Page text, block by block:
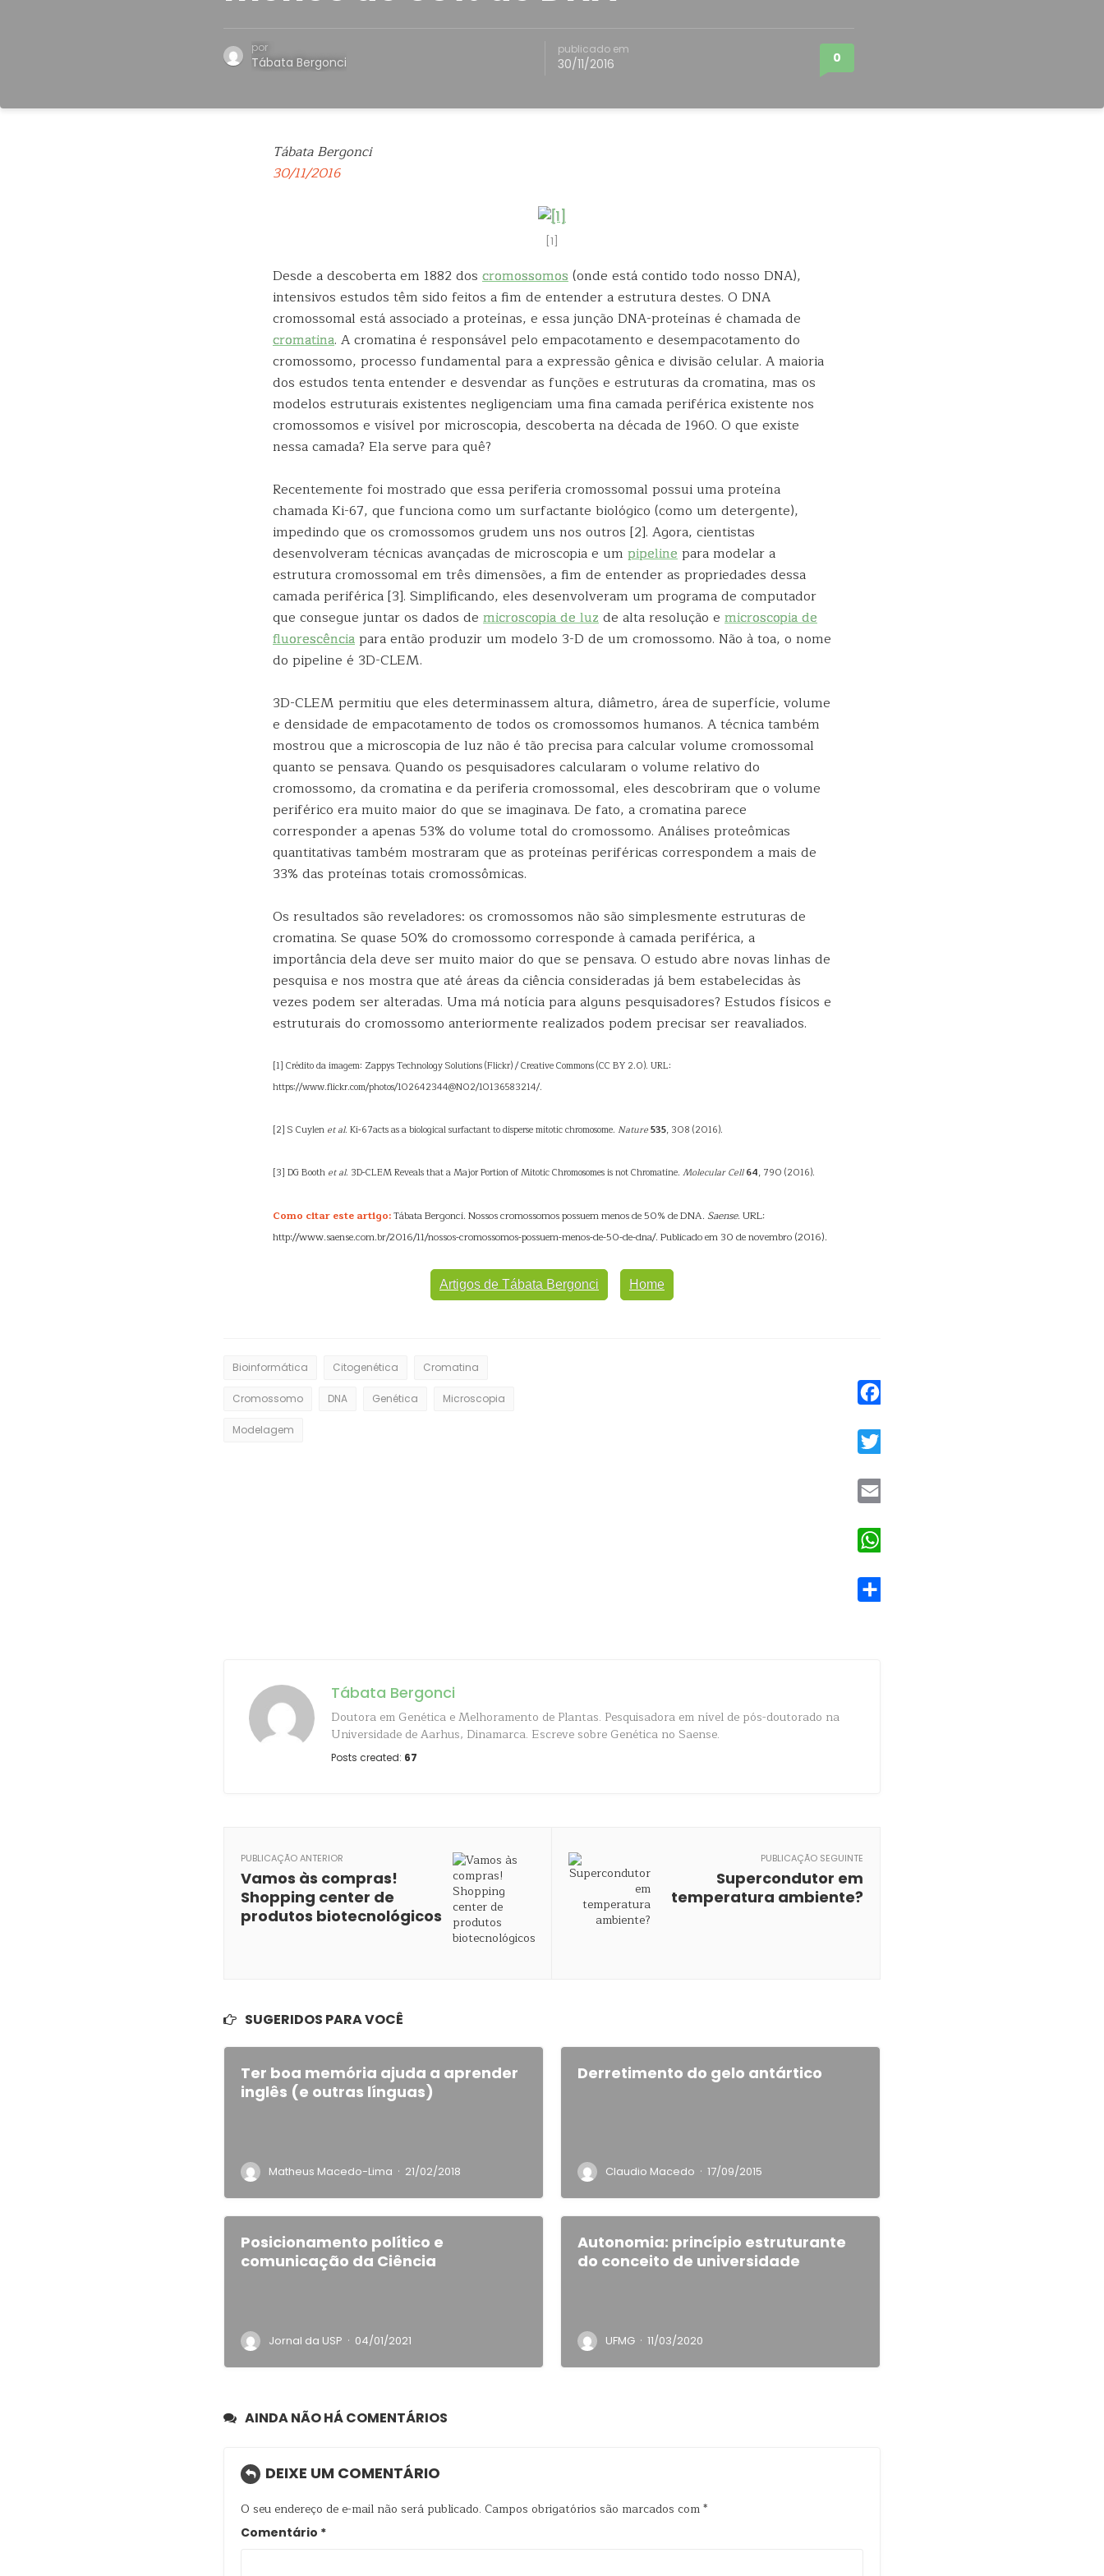
por
Tábata Bergonci
publicado em
30/11/2016 0
Tábata Bergonci
30/11/2016
[1]
Desde a descoberta em 1882 dos cromossomos(onde está contido todo nosso DNA),
intensivos estudos têm sido feitos a fim de entender a estrutura destes. O DNA
cromossomal está associado a proteínas, e essa junção DNA-proteínas é chamada de
cromatina. A cromatina é responsável pelo empacotamento e desempacotamento do
cromossomo, processo fundamental para a expressão gênica e divisão celular. A maioria
dos estudos tenta entender e desvendar as funções e estruturas da cromatina, mas os
modelos estruturais existentes negligenciam uma fina camada periférica existente nos
cromossomos e visível por microscopia, descoberta na década de 1960. O que existe
nessa camada? Ela serve para quê?
Recentemente foi mostrado que essa periferia cromossomal possui uma proteína
chamada Ki-67, que funciona como um surfactante biológico (como um detergente),
impedindo que os cromossomos grudem uns nos outros [2]. Agora, cientistas
desenvolveram técnicas avançadas de microscopia e um pipelinepara modelar a
estrutura cromossomal em três dimensões, a fim de entender as propriedades dessa
camada periférica [3]. Simplificando, eles desenvolveram um programa de computador
que consegue juntar os dados de microscopia de luzde alta resolução e microscopia de
fluorescênciapara então produzir um modelo 3-D de um cromossomo. Não à toa, o nome
do pipeline é 3D-CLEM.
3D-CLEM permitiu que eles determinassem altura, diâmetro, área de superfície, volume
e densidade de empacotamento de todos os cromossomos humanos. A técnica também
mostrou que a microscopia de luz não é tão precisa para calcular volume cromossomal
quanto se pensava. Quando os pesquisadores calcularam o volume relativo do
cromossomo, da cromatina e da periferia cromossomal, eles descobriram que o volume
periférico era muito maior do que se imaginava. De fato, a cromatina parece
corresponder a apenas 53% do volume total do cromossomo. Análises proteômicas
quantitativas também mostraram que as proteínas periféricas correspondem a mais de
33% das proteínas totais cromossômicas.
Os resultados são reveladores: os cromossomos não são simplesmente estruturas de
cromatina. Se quase 50% do cromossomo corresponde à camada periférica, a
importância dela deve ser muito maior do que se pensava. O estudo abre novas linhas de
pesquisa e nos mostra que até áreas da ciência consideradas já bem estabelecidas às
vezes podem ser alteradas. Uma má notícia para alguns pesquisadores? Estudos físicos e
estruturais do cromossomo anteriormente realizados podem precisar ser reavaliados.
[1] Crédito da imagem: Zappys Technology Solutions (Flickr) / Creative Commons (CC BY 2.0). URL:
https://www.flickr.com/photos/102642344@N02/10136583214/.
[2] S Cuylen et al. Ki-67acts as a biological surfactant to disperse mitotic chromosome. Nature535, 308 (2016).
[3] DG Booth et al. 3D-CLEM Reveals that a Major Portion of Mitotic Chromosomes is not Chromatine. Molecular Cell64, 790 (2016).
Como citar este artigo:Tábata Bergonci. Nossos cromossomos possuem menos de 50% de DNA. Saense. URL:
http://www.saense.com.br/2016/11/nossos-cromossomos-possuem-menos-de-50-de-dna/. Publicado em 30 de novembro (2016).
Artigos de Tábata Bergonci Home
Bioinformática Citogenética Cromatina
Cromossomo DNA Genética Microscopia
Modelagem
Tábata Bergonci
Doutora em Genética e Melhoramento de Plantas. Pesquisadora em nível de pós-doutorado na
Universidade de Aarhus, Dinamarca. Escreve sobre Genética no Saense.
Posts created: 67
PUBLICAÇÃO ANTERIOR
Vamos às compras!
Shopping center de
produtos biotecnológicos
PUBLICAÇÃO SEGUINTE
Supercondutor em
temperatura ambiente?
SUGERIDOS PARA VOCÊ
Ter boa memória ajuda a aprender
inglês (e outras línguas)
Matheus Macedo-Lima · 21/02/2018
Derretimento do gelo antártico
Claudio Macedo · 17/09/2015
Posicionamento político e
comunicação da Ciência
Jornal da USP · 04/01/2021
Autonomia: princípio estruturante
do conceito de universidade
UFMG · 11/03/2020
AINDA NÃO HÁ COMENTÁRIOS
DEIXE UM COMENTÁRIO
O seu endereço de e-mail não será publicado. Campos obrigatórios são marcados com*
Comentário *